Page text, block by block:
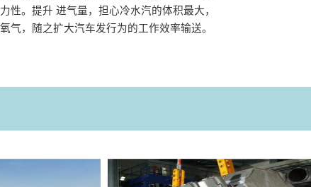
性。提升 进气量，担心冷水汽的体积最大，
气，随之扩大汽车发行为的工作效率输送‌。